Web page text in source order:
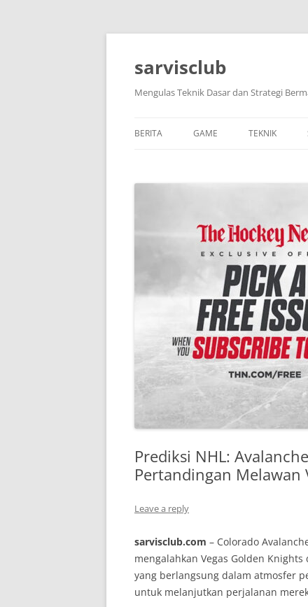
Skip
sarvisclub
Mengulas Teknik Dasar dan Strategi
BERITA GAME TEKNIK
Prediksi NHL:
Pertandingan Melawan
Leave a reply
sarvisclub.com – Colorado
mengalahkan Vegas Golden
yang berlangsung dalam atmosfer
untuk melanjutkan perjalanan